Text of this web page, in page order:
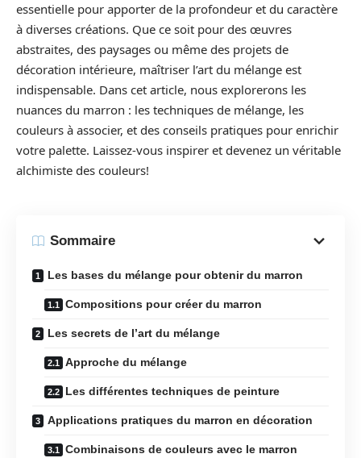
essentielle pour apporter de la profondeur et du caractère
à diverses créations. Que ce soit pour des œuvres
abstraites, des paysages ou même des projets de
décoration intérieure, maîtriser l’art du mélange est
indispensable. Dans cet article, nous explorerons les
nuances du marron : les techniques de mélange, les
couleurs à associer, et des conseils pratiques pour enrichir
votre palette. Laissez-vous inspirer et devenez un véritable
alchimiste des couleurs!
Sommaire
Les bases du mélange pour obtenir du marron
Compositions pour créer du marron
Les secrets de l’art du mélange
Approche du mélange
Les différentes techniques de peinture
Applications pratiques du marron en décoration
Combinaisons de couleurs avec le marron